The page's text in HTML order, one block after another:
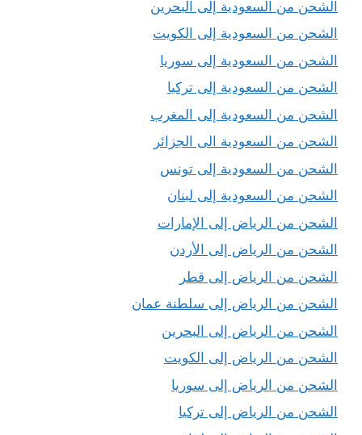
الشحن من السعودية إلى البحرين
الشحن من السعودية إلى الكويت
الشحن من السعودية إلى سوريا
الشحن من السعودية إلى تركيا
الشحن من السعودية إلى المغرب
الشحن من السعودية الى الجزائر
الشحن من السعودية إلى تونس
الشحن من السعودية إلى لبنان
الشحن من الرياض إلى الإمارات
الشحن من الرياض إلى الأردن
الشحن من الرياض إلى قطر
الشحن من الرياض إلى سلطنة عمان
الشحن من الرياض إلى البحرين
الشحن من الرياض إلى الكويت
الشحن من الرياض إلى سوريا
الشحن من الرياض إلى تركيا